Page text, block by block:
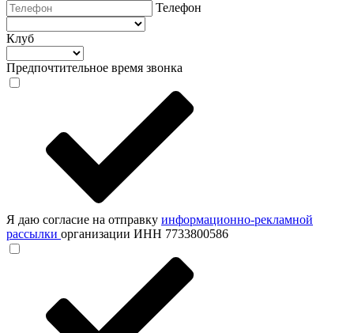
Телефон
Клуб
Предпочтительное время звонка
Я даю согласие на отправку информационно-рекламной
рассылки организации ИНН 7733800586